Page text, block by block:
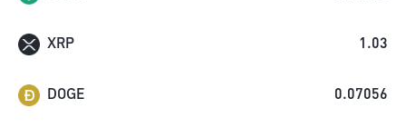
XRP 1.03
DOGE 0.07056